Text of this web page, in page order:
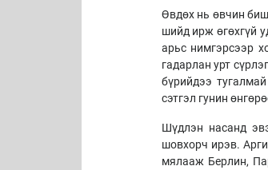
Өвдөх нь өвчин
шийд ирж өгөхгүй
арьс нимгэрсээр
гадарлан урт
бүрийдээ
сэтгэл гунин
Шүдлэн насанд
шовхорч ирэв.
мялааж Берлин,